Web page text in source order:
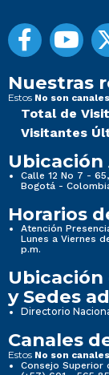
Nuestras
Estos No son
Total de
Visitantes
Ubicación
Calle 12 No 7 -
Bogotá -
Horarios
Atención
Lunes a Viernes
p.m.
Ubicación
y Sedes
Directorio
Canales
Estos No son
Consejo Superior